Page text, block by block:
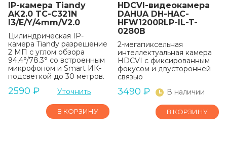
IP-камера Tiandy
AK2.0 TC-C321N
I3/E/Y/4mm/V2.0
Цилиндрическая IP-
камера Tiandy разрешение
2 МП с углом обзора
94,4°/78.3° со встроенным
микрофоном и Smart ИК-
подсветкой до 30 метров.
2590 ₽ Уточнить
В КОРЗИНУ
HDCVI-видеокамера
DAHUA DH-HAC-
HFW1200RLP-IL-T-
0280B
2-мегапиксельная
интеллектуальная камера
HDCVI с фиксированным
фокусом и двусторонней
связью
3490 ₽ В наличии
В КОРЗИНУ